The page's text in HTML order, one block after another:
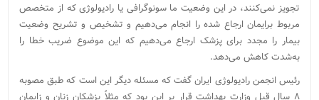
تجویز نمی‌کنند، در این وضعیت ما سونوگرافی یا رادیولوژی که از متخصص
مربوط برایمان ارجاع شده را انجام ‌می‌دهیم و تشخیص و تشریح وضعیت
بیمار را مجدد برای پزشک ارجاع می‌دهیم که این موضوع ضریب خطا را
به‌شدت کاهش می‌دهد.
رئیس انجمن رادیولوژی ایران گفت که مسئله دیگر این است که طبق مصوبه
۸ سال قبل وزارت بهداشت قرار بر این بود که مثلاً پزشکان زنان و زایمان